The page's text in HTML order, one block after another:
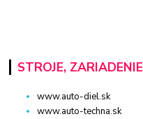
STROJE, ZARIADENIE
www.auto-diel.sk
www.auto-techna.sk